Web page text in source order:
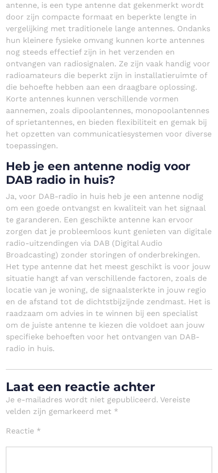
antenne, is een type antenne dat gekenmerkt wordt
door zijn compacte formaat en beperkte lengte in
vergelijking met traditionele lange antennes. Ondanks
hun kleinere fysieke omvang kunnen korte antennes
nog steeds effectief zijn in het verzenden en
ontvangen van radiosignalen. Ze zijn vaak handig voor
radioamateurs die beperkt zijn in installatieruimte of
die behoefte hebben aan een draagbare oplossing.
Korte antennes kunnen verschillende vormen
aannemen, zoals dipoolantennes, monopoolantennes
of sprietantennes, en bieden flexibiliteit en gemak bij
het opzetten van communicatiesystemen voor diverse
toepassingen.
Heb je een antenne nodig voor
DAB radio in huis?
Ja, voor DAB-radio in huis heb je een antenne nodig
om een goede ontvangst en kwaliteit van het signaal
te garanderen. Een geschikte antenne kan ervoor
zorgen dat je probleemloos kunt genieten van digitale
radio-uitzendingen via DAB (Digital Audio
Broadcasting) zonder storingen of onderbrekingen.
Het type antenne dat het meest geschikt is voor jouw
situatie hangt af van verschillende factoren, zoals de
locatie van je woning, de signaalsterkte in jouw regio
en de afstand tot de dichtstbijzijnde zendmast. Het is
raadzaam om advies in te winnen bij een specialist
om de juiste antenne te kiezen die voldoet aan jouw
specifieke behoeften voor het ontvangen van DAB-
radio in huis.
Laat een reactie achter
Je e-mailadres wordt niet gepubliceerd. Vereiste
velden zijn gemarkeerd met *
Reactie *